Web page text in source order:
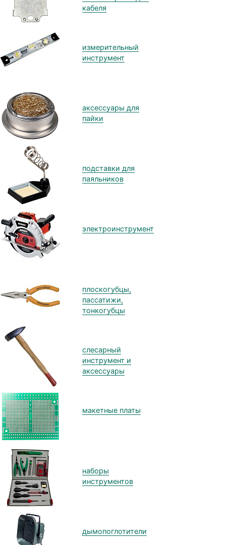
кабеля
измерительный
инструмент
аксессуары для
пайки
подставки для
паяльников
электроинструмент
плоскогубцы,
пассатижи,
тонкогубцы
слесарный
инструмент и
аксессуары
макетные платы
наборы
инструментов
дымопоглотители